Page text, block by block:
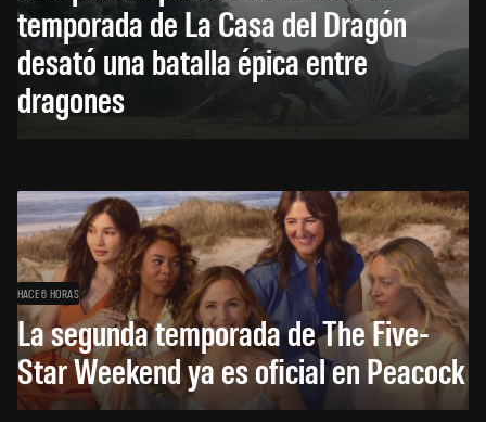
temporada de La Casa del Dragón
desató una batalla épica entre
dragones
HACE 6 HORAS
La segunda temporada de The Five-
Star Weekend ya es oficial en Peacock